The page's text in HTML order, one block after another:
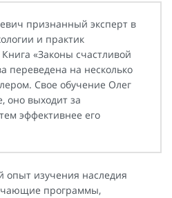
признанный эксперт в
и практик
«Законы счастливой
переведена на несколько
Свое обучение Олег
оно выходит за
эффективнее его
изучения наследия
программы,